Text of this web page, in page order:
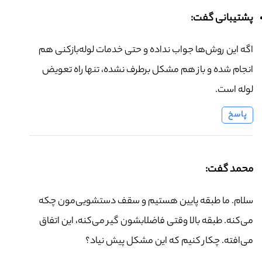
پشتیبانی گفت:
اگه این روش‌ها جواب نداده و حتی خدمات لوله‌بازکنی هم
انجام شده و باز هم مشکل برطرف نشده، تنها راه تعویض
لوله است.
پاسخ
محمد گفت:
سلام. ما طبقه پایین هستیم و سقف دستشویی‌مون چکه
می‌کنه. طبقه بالا وقتی فاضلابشون گیر می‌کنه، این اتفاق
می‌افته. چکار کنیم که این مشکل پیش نیاد؟